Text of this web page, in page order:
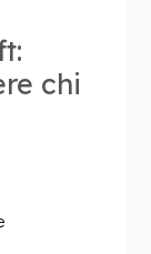
chi